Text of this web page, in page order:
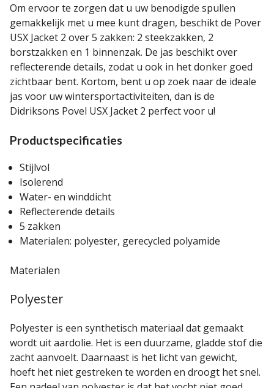
Om ervoor te zorgen dat u uw benodigde spullen
gemakkelijk met u mee kunt dragen, beschikt de Pover
USX Jacket 2 over 5 zakken: 2 steekzakken, 2
borstzakken en 1 binnenzak. De jas beschikt over
reflecterende details, zodat u ook in het donker goed
zichtbaar bent. Kortom, bent u op zoek naar de ideale
jas voor uw wintersportactiviteiten, dan is de
Didriksons Povel USX Jacket 2 perfect voor u!
Productspecificaties
Stijlvol
Isolerend
Water- en winddicht
Reflecterende details
5 zakken
Materialen: polyester, gerecycled polyamide
Materialen
Polyester
Polyester is een synthetisch materiaal dat gemaakt
wordt uit aardolie. Het is een duurzame, gladde stof die
zacht aanvoelt. Daarnaast is het licht van gewicht,
hoeft het niet gestreken te worden en droogt het snel.